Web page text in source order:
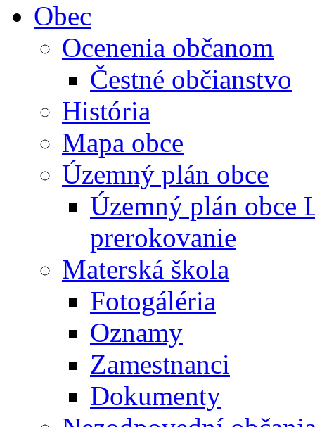
Obec
Ocenenia občanom
Čestné občianstvo
História
Mapa obce
Územný plán obce
Územný plán obce
prerokovanie
Materská škola
Fotogáléria
Oznamy
Zamestnanci
Dokumenty